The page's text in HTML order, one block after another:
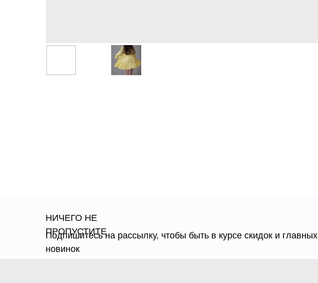
НИЧЕГО НЕ
ПРОПУСТИТЕ
Подпишитесь на рассылку, чтобы быть в курсе скидок и главных
новинок